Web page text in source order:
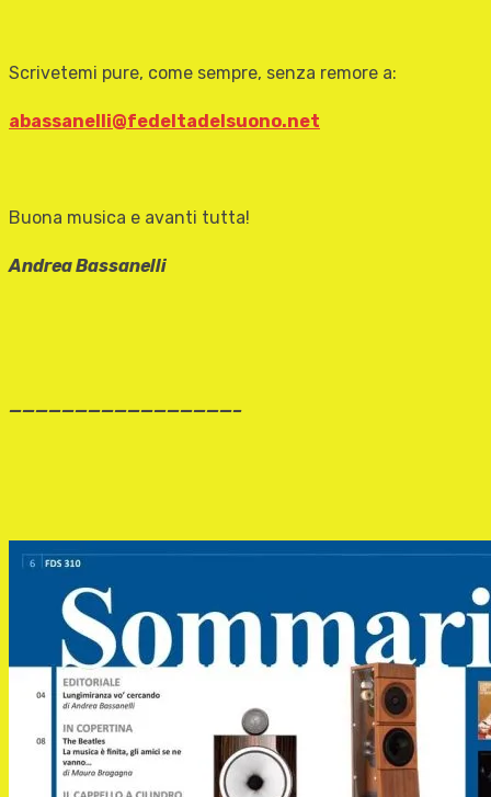
Scrivetemi pure, come sempre, senza remore a:
abassanelli@fedeltadelsuono.net
Buona musica e avanti tutta!
Andrea Bassanelli
—————————————————–